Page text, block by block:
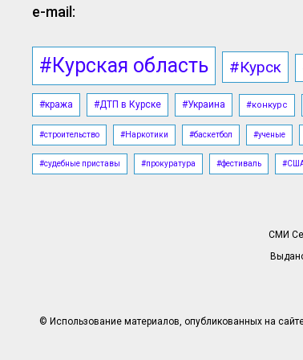
e-mail:
#Курская область #Курск
#кража #ДТП в Курске #Украина #конкурс
#строительство #Наркотики #баскетбол #ученые
#судебные приставы #прокуратура #фестиваль
СМИ
© Использование материалов, опубликованных на